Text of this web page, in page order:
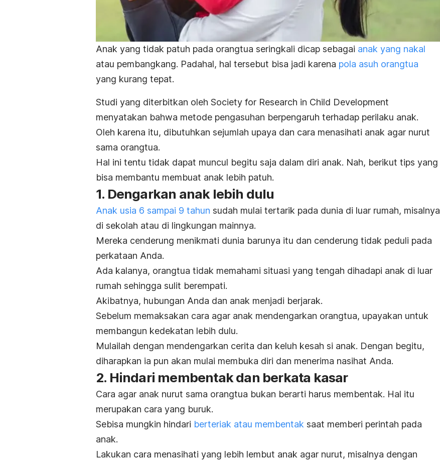
Anak yang tidak patuh pada orangtua seringkali dicap sebagai anak yang nakal
atau pembangkang. Padahal, hal tersebut bisa jadi karena pola asuh orangtua
yang kurang tepat.
Studi yang diterbitkan oleh Society for Research in Child Development
menyatakan bahwa metode pengasuhan berpengaruh terhadap perilaku anak.
Oleh karena itu, dibutuhkan sejumlah upaya dan cara menasihati anak agar nurut
sama orangtua.
Hal ini tentu tidak dapat muncul begitu saja dalam diri anak. Nah, berikut tips yang
bisa membantu membuat anak lebih patuh.
1. Dengarkan anak lebih dulu
Anak usia 6 sampai 9 tahun sudah mulai tertarik pada dunia di luar rumah, misalnya
di sekolah atau di lingkungan mainnya.
Mereka cenderung menikmati dunia barunya itu dan cenderung tidak peduli pada
perkataan Anda.
Ada kalanya, orangtua tidak memahami situasi yang tengah dihadapi anak di luar
rumah sehingga sulit berempati.
Akibatnya, hubungan Anda dan anak menjadi berjarak.
Sebelum memaksakan cara agar anak mendengarkan orangtua, upayakan untuk
membangun kedekatan lebih dulu.
Mulailah dengan mendengarkan cerita dan keluh kesah si anak. Dengan begitu,
diharapkan ia pun akan mulai membuka diri dan menerima nasihat Anda.
2. Hindari membentak dan berkata kasar
Cara agar anak nurut sama orangtua bukan berarti harus membentak. Hal itu
merupakan cara yang buruk.
Sebisa mungkin hindari berteriak atau membentak saat memberi perintah pada
anak.
Lakukan cara menasihati yang lebih lembut anak agar nurut, misalnya dengan